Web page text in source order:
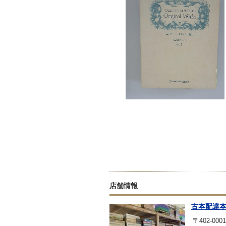
店舗情報
古本配達
〒402-0001